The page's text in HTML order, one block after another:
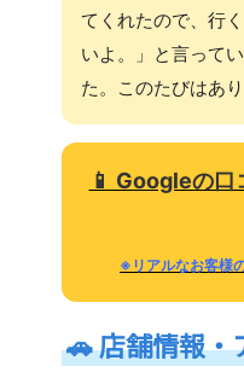
てくれたので、行
いよ。」と言って
た。このたびはあ
📱 Googleの口
※リアルなお客様
🚗店舗情報・